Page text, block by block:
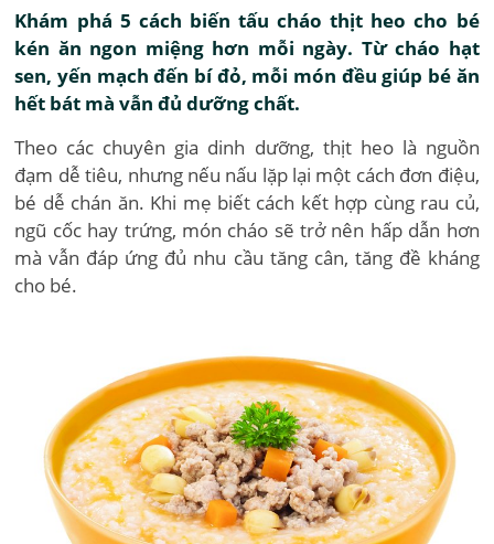
Khám phá 5 cách biến tấu cháo thịt heo cho bé
kén ăn ngon miệng hơn mỗi ngày. Từ cháo hạt
sen, yến mạch đến bí đỏ, mỗi món đều giúp bé ăn
hết bát mà vẫn đủ dưỡng chất.
Theo các chuyên gia dinh dưỡng, thịt heo là nguồn
đạm dễ tiêu, nhưng nếu nấu lặp lại một cách đơn điệu,
bé dễ chán ăn. Khi mẹ biết cách kết hợp cùng rau củ,
ngũ cốc hay trứng, món cháo sẽ trở nên hấp dẫn hơn
mà vẫn đáp ứng đủ nhu cầu tăng cân, tăng đề kháng
cho bé.